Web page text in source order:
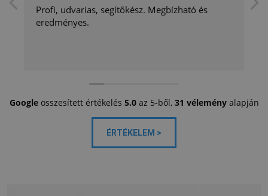
Profi, udvarias, segítőkész. Megbízható és
eredményes.
Googleösszesített értékelés 5.0az 5-ből, 31 véleményalapján
ÉRTÉKELEM >